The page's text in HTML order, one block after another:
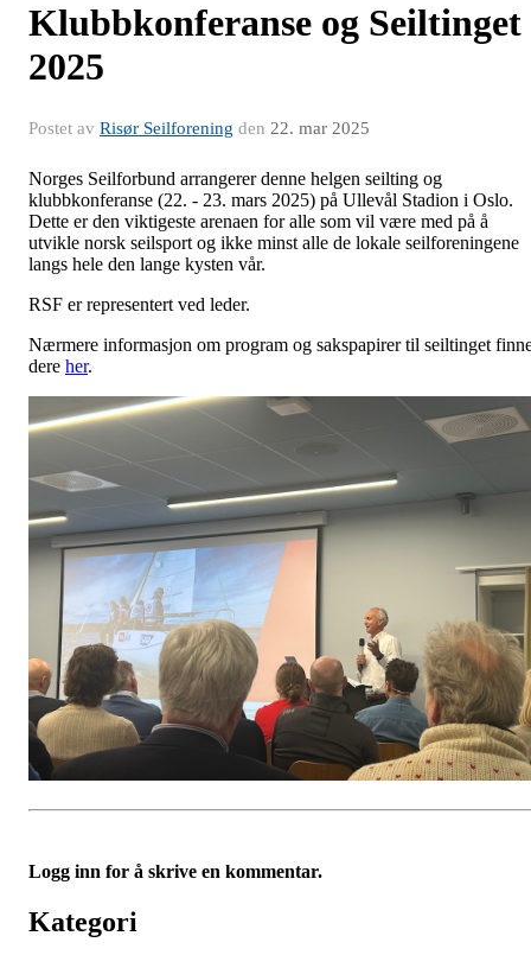
Klubbkonferanse og Seiltinget
2025
Postet av Risør Seilforening den 22. mar 2025
Norges Seilforbund arrangerer denne helgen seilting og
klubbkonferanse (22. - 23. mars 2025) på Ullevål Stadion i Oslo.
Dette er den viktigeste arenaen for alle som vil være med på å
utvikle norsk seilsport og ikke minst alle de lokale seilforeningene
langs hele den lange kysten vår.
RSF er representert ved leder.
Nærmere informasjon om program og sakspapirer til seiltinget
dere her.
Logg inn for å skrive en kommentar.
Kategori